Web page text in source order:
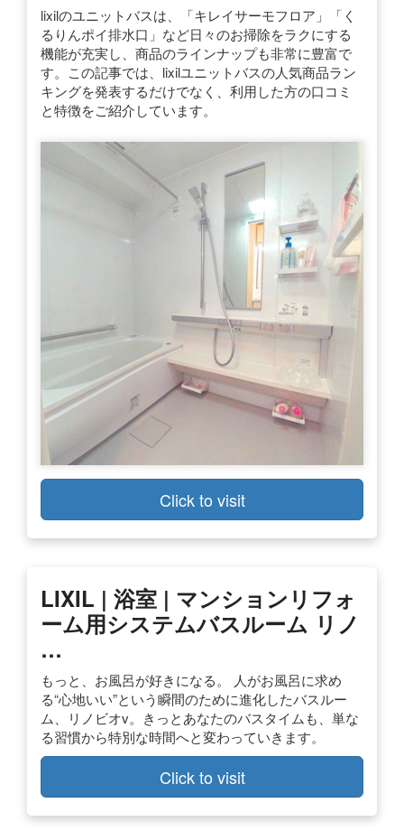
lixilのユニットバスは、「キレイサーモフロア」「く
るりんポイ排水口」など日々のお掃除をラクにする
機能が充実し、商品のラインナップも非常に豊富で
す。この記事では、lixilユニットバスの人気商品ラン
キングを発表するだけでなく、利用した方の口コミ
と特徴をご紹介しています。
Click to visit
LIXIL | 浴室 | マンションリフォ
ーム用システムバスルーム リノ
…
もっと、お風呂が好きになる。 人がお風呂に求め
る“心地いい”という瞬間のために進化したバスルー
ム、リノビオv。きっとあなたのバスタイムも、単な
る習慣から特別な時間へと変わっていきます。
Click to visit